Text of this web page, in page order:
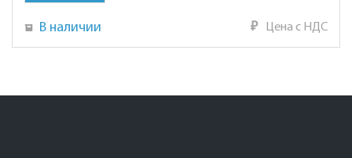
В наличии ₽ Цена с НДС